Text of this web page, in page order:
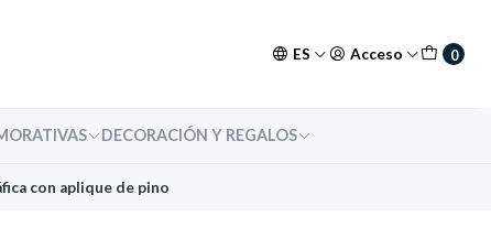
ES Acceso 0
DECORACIÓN Y REGALOS
con aplique de pino